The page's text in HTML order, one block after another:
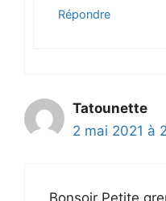
Répondre
Tatounette
2 mai 2021 à